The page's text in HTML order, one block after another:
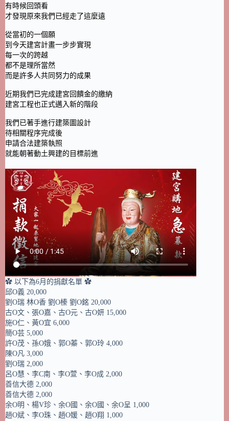
有時候回頭看
才發現原來我們已經走了這麼遠
從當初的一個願
到今天建宮計畫一步步實現
每一次的跨越
都不是理所當然
而是許多人共同努力的成果
近期我們已完成建宮回饋金的繳納
建宮工程也正式邁入新的階段
我們已著手進行建築圖設計
待相關程序完成後
申請合法建築執照
就能朝著動土興建的目標前進
✿ 以下為6月的捐獻名單 ✿
邱O義 20,000
劉O瑞 林O香 劉O榛 劉O銘 20,000
古O文、張O嘉、古O元、古O妍 15,000
施O仁、黃O宜 6,000
簡O芸 5,000
許O茂、孫O娥、郭O蓁、郭O玲 4,000
陳O凡 3,000
劉O瑞 2,000
呂O慧、李C南、李O萱、李O成 2,000
善信大德 2,000
善信大德 2,000
余O明、楊V珍、余O國、余O國、余O呈 1,000
趙O斌、李O珠、趙O媛、趙O翔 1,000